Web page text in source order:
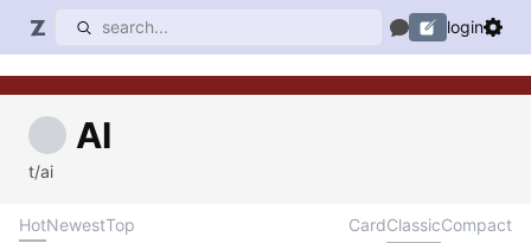
login
AI
t/ai
HotNewestTop CardClassicCompact